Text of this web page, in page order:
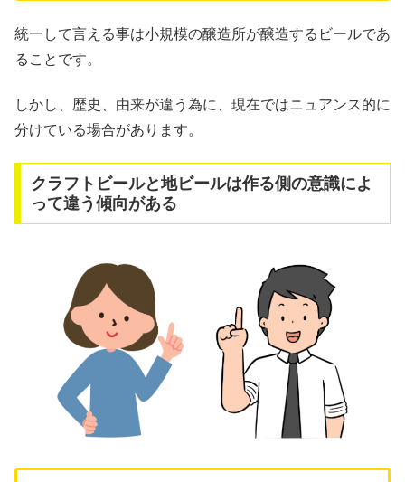
統一して言える事は小規模の醸造所が醸造するビールであ
ることです。
しかし、歴史、由来が違う為に、現在ではニュアンス的に
分けている場合があります。
クラフトビールと地ビールは作る側の意識によ
って違う傾向がある